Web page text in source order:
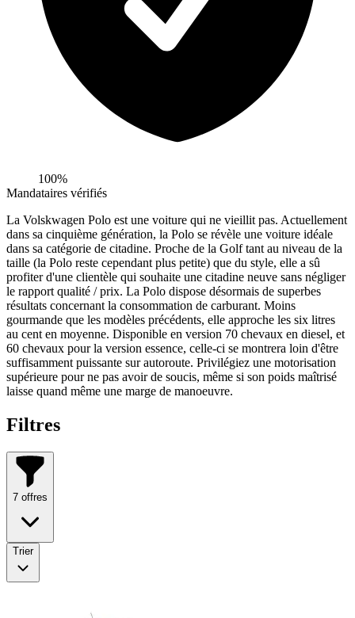
100%
Mandataires vérifiés
La Volskwagen Polo est une voiture qui ne vieillit pas. Actuellement
dans sa cinquième génération, la Polo se révèle une voiture idéale
dans sa catégorie de citadine. Proche de la Golf tant au niveau de la
taille (la Polo reste cependant plus petite) que du style, elle a sû
profiter d'une clientèle qui souhaite une citadine neuve sans négliger
le rapport qualité / prix. La Polo dispose désormais de superbes
résultats concernant la consommation de carburant. Moins
gourmande que les modèles précédents, elle approche les six litres
au cent en moyenne. Disponible en version 70 chevaux en diesel, et
60 chevaux pour la version essence, celle-ci se montrera loin d'être
suffisamment puissante sur autoroute. Privilégiez une motorisation
supérieure pour ne pas avoir de soucis, même si son poids maîtrisé
laisse quand même une marge de manoeuvre.
Filtres
7 offres
Trier